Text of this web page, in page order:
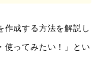
作成する方法を解説し
使ってみたい！」とい